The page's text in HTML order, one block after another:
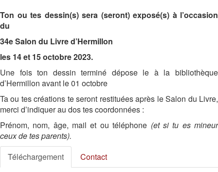
Ton ou tes dessin(s) sera (seront) exposé(s) à l’occasion
du
34e Salon du Livre d’Hermillon
les 14 et 15 octobre 2023.
Une fois ton dessin terminé dépose le à la bibliothèque
d’Hermillon avant le 01 octobre
Ta ou tes créations te seront restituées après le Salon du Livre,
merci d’indiquer au dos tes coordonnées :
Prénom, nom, âge, mail et ou téléphone (et si tu es mineur
ceux de tes parents).
Téléchargement
Contact